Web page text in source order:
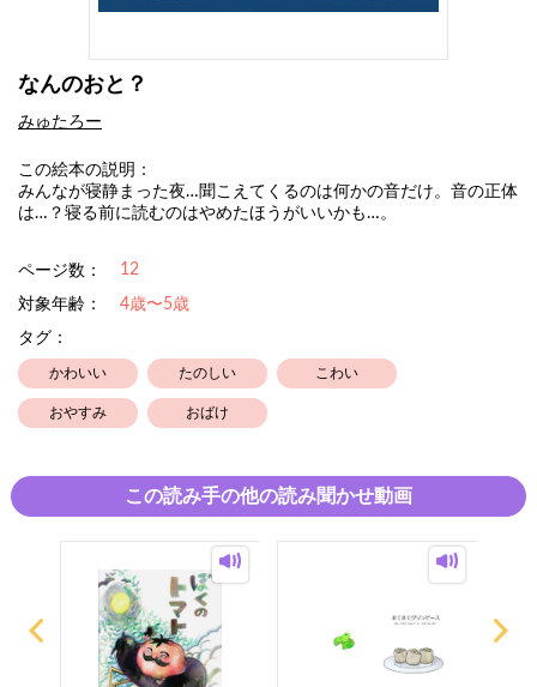
なんのおと？
みゅたろー
この絵本の説明：
みんなが寝静まった夜…聞こえてくるのは何かの音だけ。音の正体
は…？寝る前に読むのはやめたほうがいいかも…。
ページ数： 12
対象年齢：
4歳〜5歳
タグ：
かわいい たのしい こわい
おやすみ おばけ
この読み手の他の読み聞かせ動画